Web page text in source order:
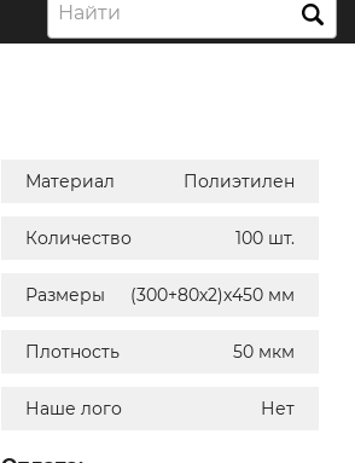
Найти
Материал Полиэтилен
Количество 100 шт.
Размеры (300+80х2)х450 мм
Плотность 50 мкм
Наше лого Нет